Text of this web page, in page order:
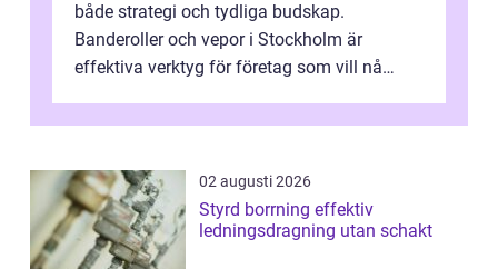
både strategi och tydliga budskap.
Banderoller och vepor i Stockholm är
effektiva verktyg för företag som vill nå
02 augusti 2026
Styrd borrning effektiv
ledningsdragning utan schakt